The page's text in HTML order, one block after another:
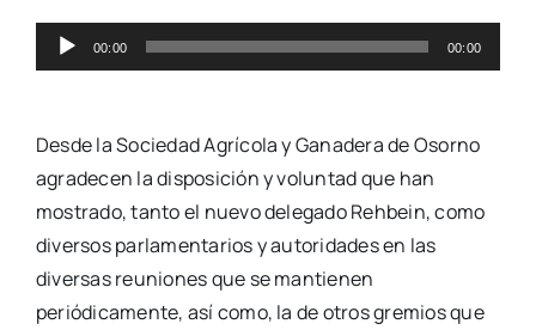
Reproductor
de
00:00 00:00
Desde la Sociedad Agrícola y Ganadera de Osorno
agradecen la disposición y voluntad que han
mostrado, tanto el nuevo delegado Rehbein, como
diversos parlamentarios y autoridades en las
diversas reuniones que se mantienen
periódicamente, así como, la de otros gremios que